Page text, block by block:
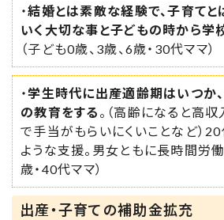
・結婚とは素敵な経験で、子育て
いく大切な事と子どもの時から学
（子ども0歳、3歳、6歳・30代ママ）
・学生時代に出産適齢期はいつか
の教育をする 。（高齢になると高
で手当がもらいにくいことなど）
ような支援。男女ともに長時間労
歳・40代ママ）
出産・子育ての補助金拡充